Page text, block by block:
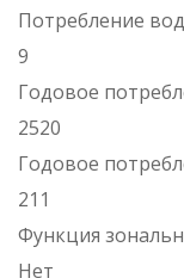
Потребление
9
Годовое
2520
Годовое
211
Функция
Нет